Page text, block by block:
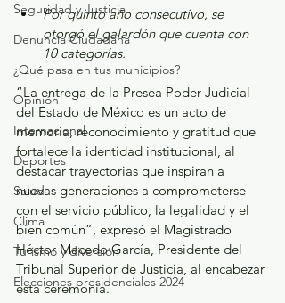
Seguridad y Justicia
Denuncia Ciudadana
¿Qué pasa en tus municipios?
Opinión
Internacional
Deportes
Salud
Clima
Turismo y diversión
Elecciones presidenciales 2024
Por quinto año consecutivo, se
otorgó el galardón que cuenta con
10 categorías.
“La entrega de la Presea Poder Judicial
del Estado de México es un acto de
memoria, reconocimiento y gratitud que
fortalece la identidad institucional, al
destacar trayectorias que inspiran a
nuevas generaciones a comprometerse
con el servicio público, la legalidad y el
bien común”, expresó el Magistrado
Héctor Macedo García, Presidente del
Tribunal Superior de Justicia, al encabezar
esta ceremonia.